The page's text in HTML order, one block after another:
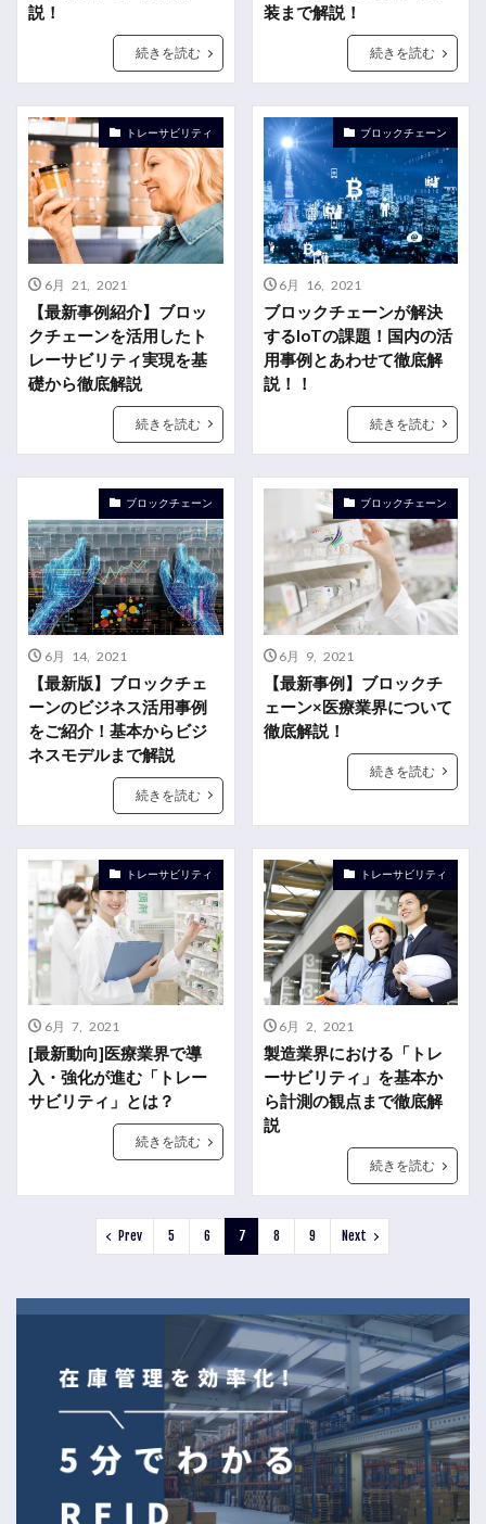
説！
続きを読む
装まで解説！
続きを読む
トレーサビリティ
6月 21, 2021
【最新事例紹介】ブロッ
クチェーンを活用したト
レーサビリティ実現を基
礎から徹底解説
続きを読む
ブロックチェーン
6月 16, 2021
ブロックチェーンが解決
するIoTの課題！国内の活
用事例とあわせて徹底解
説！！
続きを読む
ブロックチェーン
6月 14, 2021
【最新版】ブロックチェ
ーンのビジネス活用事例
をご紹介！基本からビジ
ネスモデルまで解説
続きを読む
ブロックチェーン
6月 9, 2021
【最新事例】ブロックチ
ェーン×医療業界について
徹底解説！
続きを読む
トレーサビリティ
6月 7, 2021
[最新動向]医療業界で導
入・強化が進む「トレー
サビリティ」とは？
続きを読む
トレーサビリティ
6月 2, 2021
製造業界における「トレ
ーサビリティ」を基本か
ら計測の観点まで徹底解
説
続きを読む
Prev 5 6 7 8 9 Next